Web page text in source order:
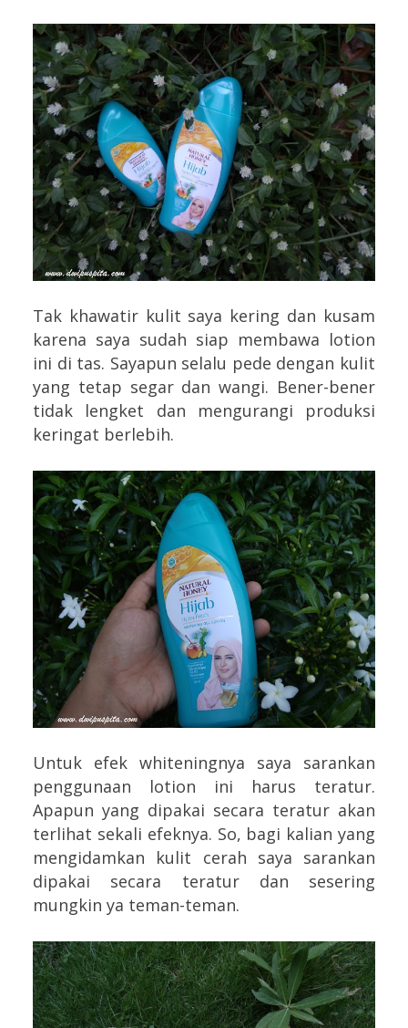
Tak khawatir kulit saya kering dan kusam
karena saya sudah siap membawa lotion
ini di tas. Sayapun selalu pede dengan kulit
yang tetap segar dan wangi. Bener-bener
tidak lengket dan mengurangi produksi
keringat berlebih.
Untuk efek whiteningnya saya sarankan
penggunaan lotion ini harus teratur.
Apapun yang dipakai secara teratur akan
terlihat sekali efeknya. So, bagi kalian yang
mengidamkan kulit cerah saya sarankan
dipakai secara teratur dan sesering
mungkin ya teman-teman.